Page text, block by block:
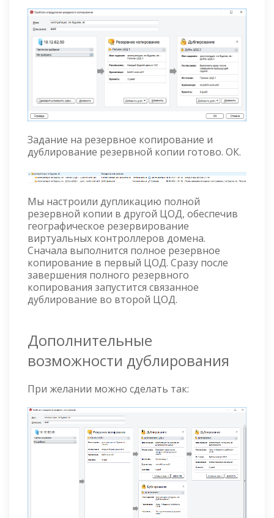
Задание на резервное копирование и
дублирование резервной копии готово. ОК.
Мы настроили дупликацию полной
резервной копии в другой ЦОД, обеспечив
географическое резервирование
виртуальных контроллеров домена.
Сначала выполнится полное резервное
копирование в первый ЦОД. Сразу после
завершения полного резервного
копирования запустится связанное
дублирование во второй ЦОД.
Дополнительные
возможности дублирования
При желании можно сделать так: